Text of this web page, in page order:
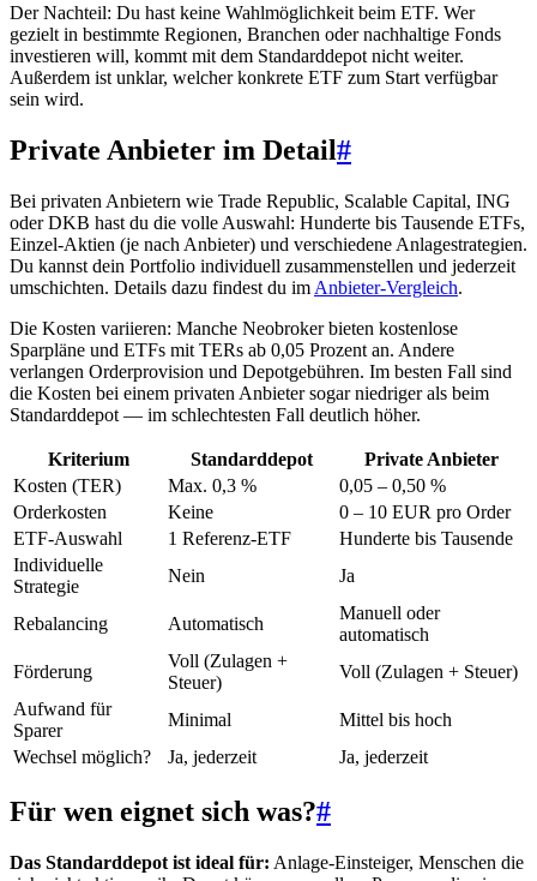
Der Nachteil: Du hast keine Wahlmöglichkeit beim ETF. Wer
gezielt in bestimmte Regionen, Branchen oder nachhaltige Fonds
investieren will, kommt mit dem Standarddepot nicht weiter.
Außerdem ist unklar, welcher konkrete ETF zum Start verfügbar
sein wird.
Private Anbieter im Detail#
Bei privaten Anbietern wie Trade Republic, Scalable Capital, ING
oder DKB hast du die volle Auswahl: Hunderte bis Tausende ETFs,
Einzel-Aktien (je nach Anbieter) und verschiedene Anlagestrategien.
Du kannst dein Portfolio individuell zusammenstellen und jederzeit
umschichten. Details dazu findest du im Anbieter-Vergleich.
Die Kosten variieren: Manche Neobroker bieten kostenlose
Sparpläne und ETFs mit TERs ab 0,05 Prozent an. Andere
verlangen Orderprovision und Depotgebühren. Im besten Fall sind
die Kosten bei einem privaten Anbieter sogar niedriger als beim
Standarddepot — im schlechtesten Fall deutlich höher.
Kriterium Standarddepot
Private Anbieter
Kosten (TER)
Max. 0,3 %
0,05 – 0,50 %
Orderkosten
Keine
0 – 10 EUR pro Order
ETF-Auswahl
1 Referenz-ETF
Hunderte bis Tausende
Individuelle
Strategie
Nein Ja
Rebalancing Automatisch
Manuell oder
automatisch
Förderung
Voll (Zulagen +
Steuer)
Voll (Zulagen + Steuer)
Aufwand für
Sparer
Minimal
Mittel bis hoch
Wechsel möglich?
Ja, jederzeit Ja, jederzeit
Für wen eignet sich was?#
Das Standarddepot ist ideal für: Anlage-Einsteiger, Menschen die